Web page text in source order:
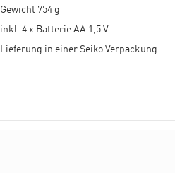
Gewicht 754 g
inkl. 4 x Batterie AA 1,5 V
Lieferung in einer Seiko Verpackung